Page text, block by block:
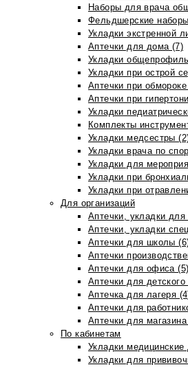
Наборы для врача
Фельдшерские
Укладки экстренной
Аптечки для дома (7)
Укладки
Укладки при острой
Аптечки при
Аптечки при
Укладки
Комплекты
Укладки медсестры
Укладки врача по
Укладки для
Укладки при
Укладки при
Для организаций
Аптечки, укладки
Аптечки, укладки
Аптечки для школы
Аптечки
Аптечки для офиса (5)
Аптечки для
Аптечка для лагеря
Аптечки для
Аптечки для
По кабинетам
Укладки
Укладки для